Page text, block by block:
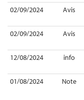
02/09/2024
Avis
02/09/2024
Avis
12/08/2024
info
01/08/2024
Note